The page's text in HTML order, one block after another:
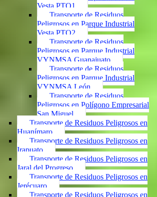
Vesta PTO1
Transporte de Residuos
Peligrosos en Parque Industrial
Vesta PTO2
Transporte de Residuos
Peligrosos en Parque Industrial
VYNMSA Guanajuato
Transporte de Residuos
Peligrosos en Parque Industrial
VYNMSA León
Transporte de Residuos
Peligrosos en Polígono Empresarial
San Miguel
Transporte de Residuos Peligrosos en
Huanímaro
Transporte de Residuos Peligrosos en
Irapuato
Transporte de Residuos Peligrosos en
Jaral del Progreso
Transporte de Residuos Peligrosos en
Jerécuaro
Transporte de Residuos Peligrosos en